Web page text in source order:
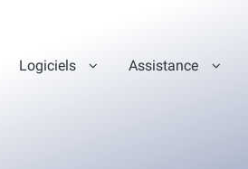
Logiciels Assistance